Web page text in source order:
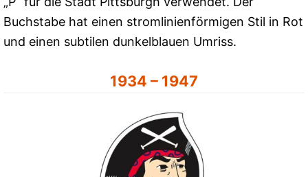
Buchstabe hat einen stromlinienförmigen Stil in Rot
und einen subtilen dunkelblauen Umriss.
1934 – 1947